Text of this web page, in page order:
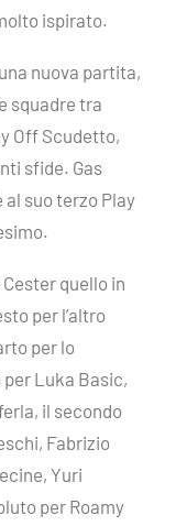
ispirato.
nuova partita,
squadre tra
Off Scudetto,
sfide. Gas
al suo terzo Play
quello in
per l’altro
per lo
Luka Basic,
il secondo
Fabrizio
Yuri
per Roamy